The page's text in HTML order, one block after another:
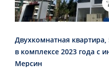
Двухкомнатная
в комплексе 2023 года с
Мерсин